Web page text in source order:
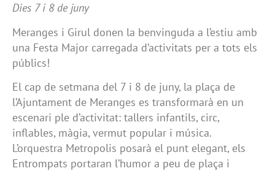
Dies 7 i 8 de juny
Meranges i Girul donen la benvinguda a l’estiu amb
una Festa Major carregada d’activitats per a tots els
públics!
El cap de setmana del 7 i 8 de juny, la plaça de
l’Ajuntament de Meranges es transformarà en un
escenari ple d’activitat: tallers infantils, circ,
inflables, màgia, vermut popular i música.
L’orquestra Metropolis posarà el punt elegant, els
Entrompats portaran l’humor a peu de plaça i